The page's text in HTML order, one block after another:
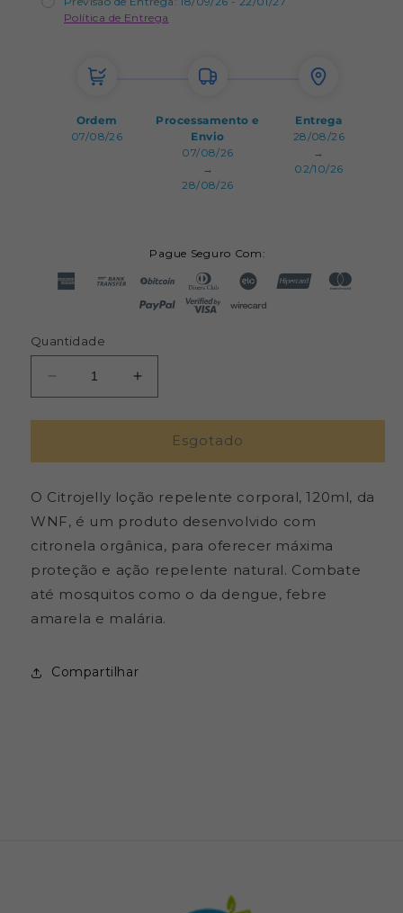
Política de Entrega
Ordem
07/08/26
Processamento e
Envio
07/08/26
→
28/08/26
Entrega
28/08/26
→
02/10/26
Pague Seguro Com:
Quantidade
Diminuir
a
quantidade
Loção
Corporal
-
-
Frasco
com
120ML
Aumentar
a
quantidade
Loção
Corporal
-
-
Frasco
com
120ML
Esgotado
O Citrojelly loção repelente corporal, 120ml, da
WNF, é um produto desenvolvido com
citronela orgânica, para oferecer máxima
proteção e ação repelente natural. Combate
até mosquitos como o da dengue, febre
amarela e malária.
Compartilhar